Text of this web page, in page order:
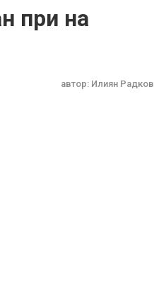
при на
автор: Илиян Радков